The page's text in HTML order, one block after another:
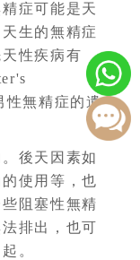
症可能是天
生的無精症
性疾病有
性無精症的遺
後天因素如
使用等，也
阻塞性無精
排出，也可
。